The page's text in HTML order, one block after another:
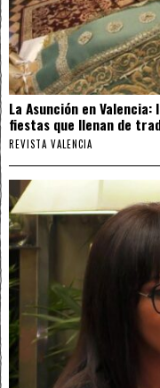
La Asunción en
fiestas que llenan de
REVISTA VALENCIA